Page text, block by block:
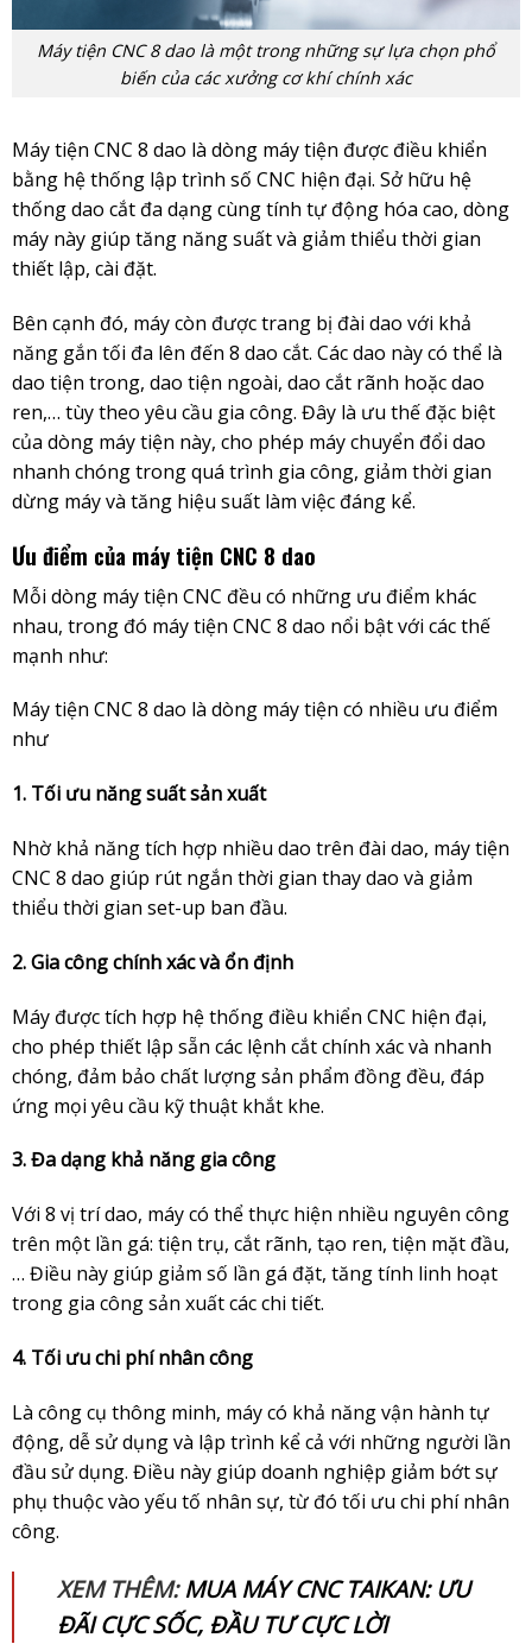
Máy tiện CNC 8 dao là một trong những sự lựa chọn phổ
biến của các xưởng cơ khí chính xác
Máy tiện CNC 8 dao là dòng máy tiện được điều khiển
bằng hệ thống lập trình số CNC hiện đại. Sở hữu hệ
thống dao cắt đa dạng cùng tính tự động hóa cao, dòng
máy này giúp tăng năng suất và giảm thiểu thời gian
thiết lập, cài đặt.
Bên cạnh đó, máy còn được trang bị đài dao với khả
năng gắn tối đa lên đến 8 dao cắt. Các dao này có thể là
dao tiện trong, dao tiện ngoài, dao cắt rãnh hoặc dao
ren,… tùy theo yêu cầu gia công. Đây là ưu thế đặc biệt
của dòng máy tiện này, cho phép máy chuyển đổi dao
nhanh chóng trong quá trình gia công, giảm thời gian
dừng máy và tăng hiệu suất làm việc đáng kể.
Ưu điểm của máy tiện CNC 8 dao
Mỗi dòng máy tiện CNC đều có những ưu điểm khác
nhau, trong đó máy tiện CNC 8 dao nổi bật với các thế
mạnh như:
Máy tiện CNC 8 dao là dòng máy tiện có nhiều ưu điểm
như
1. Tối ưu năng suất sản xuất
Nhờ khả năng tích hợp nhiều dao trên đài dao, máy tiện
CNC 8 dao giúp rút ngắn thời gian thay dao và giảm
thiểu thời gian set-up ban đầu.
2. Gia công chính xác và ổn định
Máy được tích hợp hệ thống điều khiển CNC hiện đại,
cho phép thiết lập sẵn các lệnh cắt chính xác và nhanh
chóng, đảm bảo chất lượng sản phẩm đồng đều, đáp
ứng mọi yêu cầu kỹ thuật khắt khe.
3. Đa dạng khả năng gia công
Với 8 vị trí dao, máy có thể thực hiện nhiều nguyên công
trên một lần gá: tiện trụ, cắt rãnh, tạo ren, tiện mặt đầu,
… Điều này giúp giảm số lần gá đặt, tăng tính linh hoạt
trong gia công sản xuất các chi tiết.
4. Tối ưu chi phí nhân công
Là công cụ thông minh, máy có khả năng vận hành tự
động, dễ sử dụng và lập trình kể cả với những người lần
đầu sử dụng. Điều này giúp doanh nghiệp giảm bớt sự
phụ thuộc vào yếu tố nhân sự, từ đó tối ưu chi phí nhân
công.
XEM THÊM:MUA MÁY CNC TAIKAN: ƯU
ĐÃI CỰC SỐC, ĐẦU TƯ CỰC LỜI